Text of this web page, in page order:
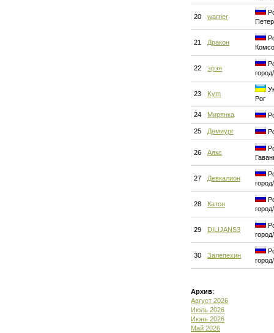
20 warrier
21 Дракон
22 эрэя
23 Kym
Рог
24 Мирянка
25 Демиург
26 Аякс
27 Девкалион
28 Катон
29 DILIJANS3
30 Залепехин
Архив:
Август 2026
Июль 2026
Июнь 2026
Май 2026